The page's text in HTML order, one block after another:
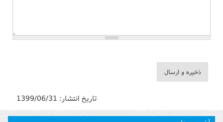
تاریخ انتشار: 1399/06/31